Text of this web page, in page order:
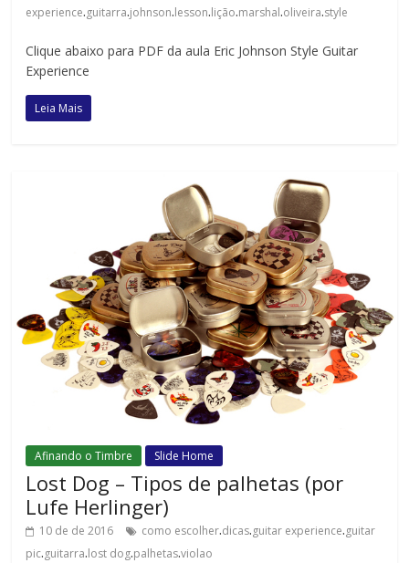
experience.guitarra.johnson.lesson.lição.marshal.oliveira.style
Clique abaixo para PDF da aula Eric Johnson Style Guitar
Experience
Leia Mais
Afinando o Timbre Slide Home
Lost Dog – Tipos de palhetas (por
Lufe Herlinger)
10 de de 2016 como escolher.dicas.guitar experience.guitar
pic.guitarra.lost dog.palhetas.violao